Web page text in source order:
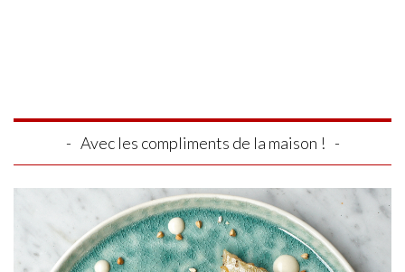
Avec les compliments de la maison !